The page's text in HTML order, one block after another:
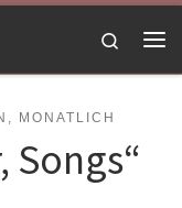
Search
MONATLICH
Songs“